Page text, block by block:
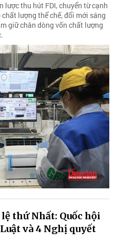
thu hút FDI, chuyển từ cạnh
lượng thể chế, đổi mới sáng
giữ chân dòng vốn chất lượng
thứ Nhất: Quốc hội
và 4 Nghị quyết